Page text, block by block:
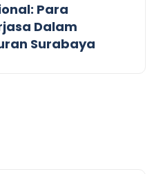
Para
Dalam
Surabaya